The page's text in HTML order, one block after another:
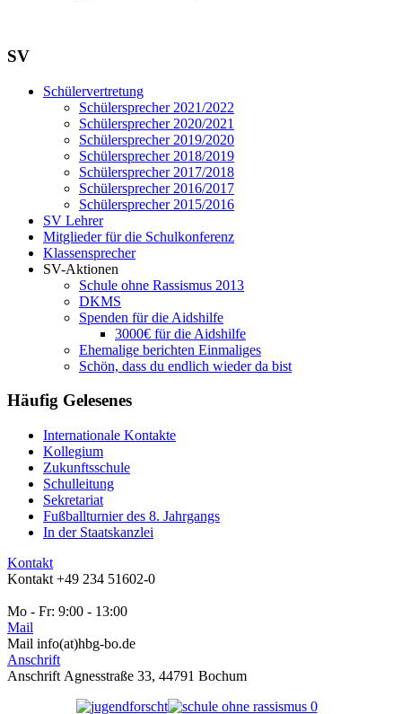
SV
Schülervertretung
Schülersprecher 2021/2022
Schülersprecher 2020/2021
Schülersprecher 2019/2020
Schülersprecher 2018/2019
Schülersprecher 2017/2018
Schülersprecher 2016/2017
Schülersprecher 2015/2016
SV Lehrer
Mitglieder für die Schulkonferenz
Klassensprecher
SV-Aktionen
Schule ohne Rassismus 2013
DKMS
Spenden für die Aidshilfe
3000€ für die Aidshilfe
Ehemalige berichten Einmaliges
Schön, dass du endlich wieder da bist
Häufig Gelesenes
Internationale Kontakte
Kollegium
Zukunftsschule
Schulleitung
Sekretariat
Fußballturnier des 8. Jahrgangs
In der Staatskanzlei
Kontakt
Kontakt +49 234 51602-0
Mo - Fr: 9:00 - 13:00
Mail
Mail info(at)hbg-bo.de
Anschrift
Anschrift Agnesstraße 33, 44791 Bochum